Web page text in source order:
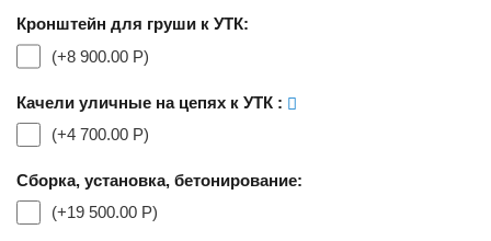
Кронштейн для груши к УТК:
(+8 900.00 Р)
Качели уличные на цепях к УТК :
(+4 700.00 Р)
Сборка, установка, бетонирование:
(+19 500.00 Р)